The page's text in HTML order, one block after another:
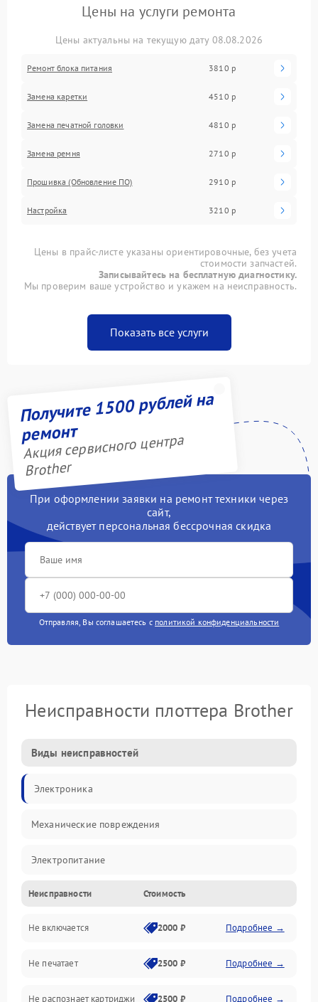
Цены на услуги ремонта
Цены актуальны на текущую дату 08.08.2026
Ремонт блока питания 3810 р
Замена каретки 4510 р
Замена печатной головки 4810 р
Замена ремня 2710 р
Прошивка (Обновление ПО) 2910 р
Настройка 3210 р
Цены в прайс-листе указаны ориентировочные, без учета
стоимости запчастей.
Записывайтесь на бесплатную диагностику.
Мы проверим ваше устройство и укажем на неисправность.
Показать все услуги
Получите 1500 рублей на
ремонт
Акция сервисного центра
Brother
При оформлении заявки на ремонт техники через
сайт,
действует персональная бессрочная скидка
Отправляя, Вы соглашаетесь с политикой конфиденциальности
Неисправности плоттера Brother
Виды неисправностей
Электроника
Механические повреждения
Электропитание
Работа системы
Механика
Оптика
Неисправности Стоимость
Не включается 2000 ₽ Подробнее →
Не печатает 2500 ₽ Подробнее →
Не распознает картриджи 2500 ₽ Подробнее →